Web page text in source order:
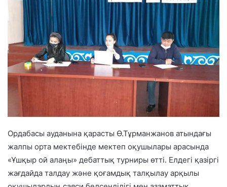
Ордабасы ауданына қарасты Ө.Тұрманжанов атындағы
жалпы орта мектебінде мектеп оқушылары арасында
«Ұшқыр ой алаңы» дебаттық турниры өтті. Елдегі қазіргі
жағдайда талдау және қоғамдық талқылау арқылы